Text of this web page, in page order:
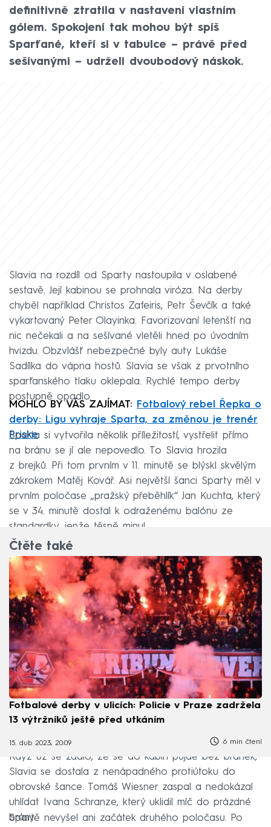
definitivně ztratila v nastavení vlastním
gólem. Spokojení tak mohou být spíš
Sparťané, kteří si v tabulce – právě před
sešívanými – udrželi dvoubodový náskok.
Slavia na rozdíl od Sparty nastoupila v oslabené
sestavě. Její kabinou se prohnala viróza. Na derby
chyběl například Christos Zafeiris, Petr Ševčík a také
vykartovaný Peter Olayinka. Favorizovaní letenští na
nic nečekali a na sešívané vletěli hned po úvodním
hvizdu. Obzvlášť nebezpečné byly auty Lukáše
Sadílka do vápna hostů. Slavia se však z prvotního
sparťanského tlaku oklepala. Rychlé tempo derby
postupně opadlo.
MOHLO BY VÁS ZAJÍMAT: Fotbalový rebel Řepka o
derby: Ligu vyhraje Sparta, za změnou je trenér
Priske
Sparta si vytvořila několik příležitostí, vystřelit přímo
na bránu se jí ale nepovedlo. To Slavia hrozila
z brejků. Při tom prvním v 11. minutě se blýskl skvělým
zákrokem Matěj Kovář. Asi největší šanci Sparty měl v
prvním poločase „pražský přeběhlík“ Jan Kuchta, který
se v 34. minutě dostal k odraženému balónu ze
standardky, jenže těsně minul.
Čtěte také
Fotbalové derby v ulicích: Policie v Praze zadržela
13 výtržníků ještě před utkáním
15. dub 2023, 20:09 6 min čtení
Když už se zdálo, že se do kabin půjde bez branek,
Slavia se dostala z nenápadného protiútoku do
obrovské šance. Tomáš Wiesner zaspal a nedokázal
uhlídat Ivana Schranze, který uklidil míč do prázdné
brány.
Spartě nevyšel ani začátek druhého poločasu. Po